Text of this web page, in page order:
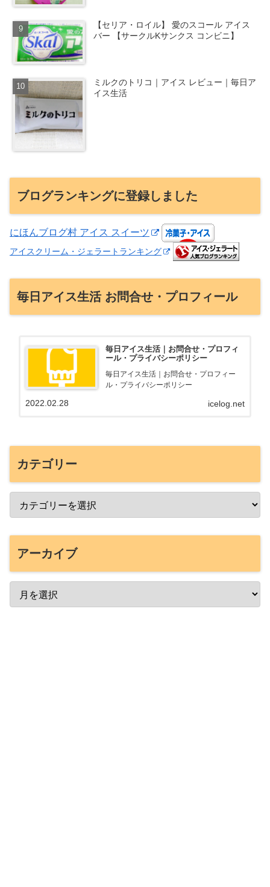
【セリア・ロイル】 愛のスコール アイス
バー 【サークルKサンクス コンビニ】
ミルクのトリコ｜アイス レビュー｜毎日ア
イス生活
ブログランキングに登録しました
にほんブログ村 アイス スイーツ
アイスクリーム・ジェラートランキング
毎日アイス生活 お問合せ・プロフィール
毎日アイス生活｜お問合せ・プロフィ
ール・プライバシーポリシー
毎日アイス生活｜お問合せ・プロフィー
ル・プライバシーポリシー
icelog.net
2022.02.28
カテゴリー
アーカイブ